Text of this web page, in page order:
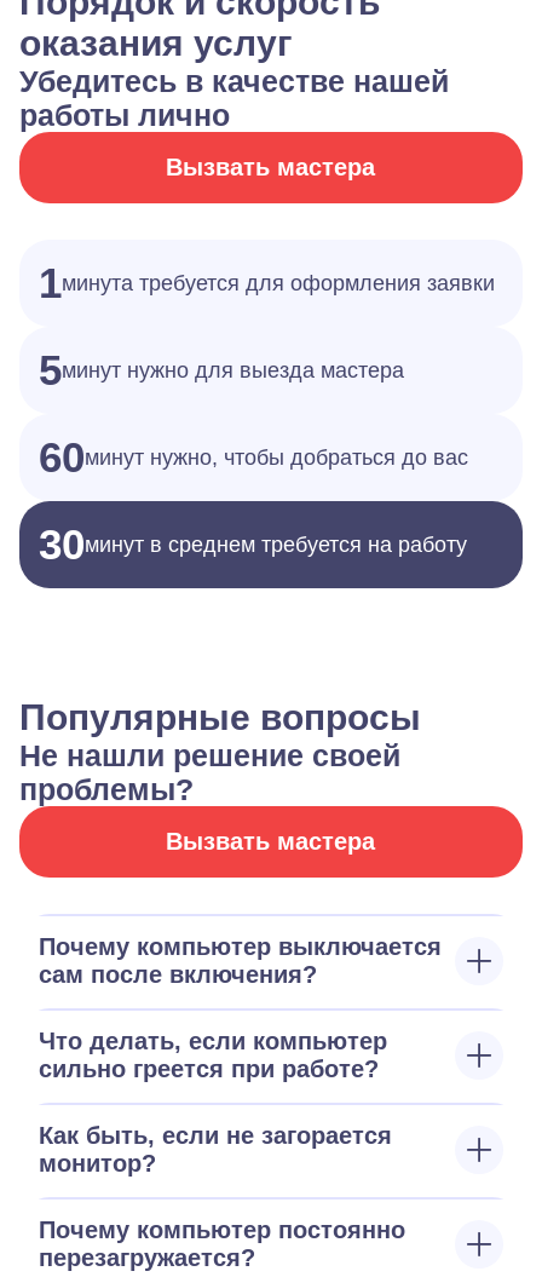
оказания услуг
Убедитесь в качестве нашей
работы лично
Вызвать мастера
1минута требуется для оформления заявки
5минут нужно для выезда мастера
60минут нужно, чтобы добраться до вас
30минут в среднем требуется на работу
Популярные вопросы
Не нашли решение своей
проблемы?
Вызвать мастера
Почему компьютер выключается
сам после включения?
Что делать, если компьютер
сильно греется при работе?
Как быть, если не загорается
монитор?
Почему компьютер постоянно
перезагружается?